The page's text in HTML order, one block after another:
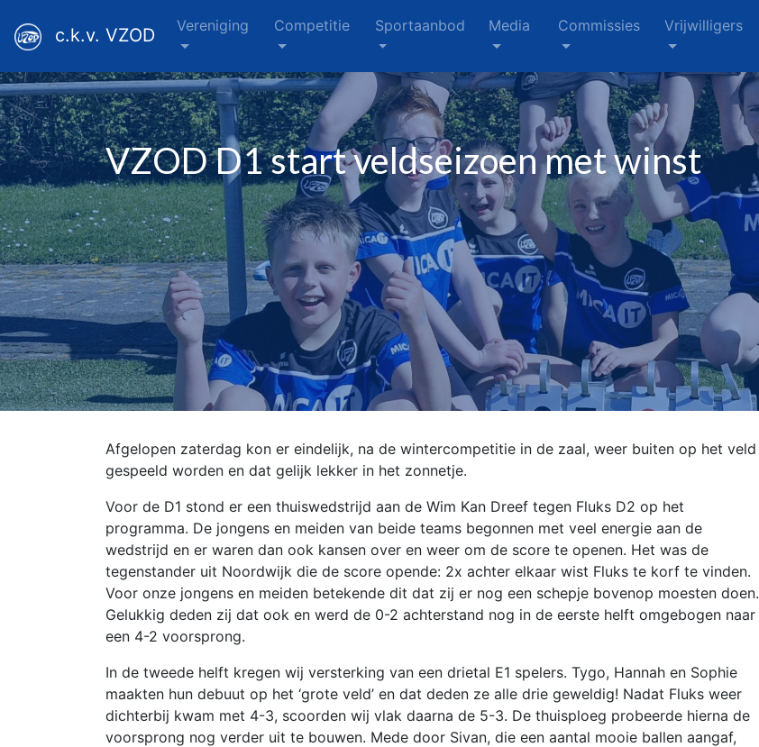
c.k.v. VZOD Vereniging Competitie Sportaanbod Media Commissies Vrijwilligers
VZOD D1 start veldseizoen met winst
Afgelopen zaterdag kon er eindelijk, na de wintercompetitie in de zaal, weer buiten op het veld
gespeeld worden en dat gelijk lekker in het zonnetje.
Voor de D1 stond er een thuiswedstrijd aan de Wim Kan Dreef tegen Fluks D2 op het
programma. De jongens en meiden van beide teams begonnen met veel energie aan de
wedstrijd en er waren dan ook kansen over en weer om de score te openen. Het was de
tegenstander uit Noordwijk die de score opende: 2x achter elkaar wist Fluks te korf te vinden.
Voor onze jongens en meiden betekende dit dat zij er nog een schepje bovenop moesten doen.
Gelukkig deden zij dat ook en werd de 0-2 achterstand nog in de eerste helft omgebogen naar
een 4-2 voorsprong.
In de tweede helft kregen wij versterking van een drietal E1 spelers. Tygo, Hannah en Sophie
maakten hun debuut op het ‘grote veld’ en dat deden ze alle drie geweldig! Nadat Fluks weer
dichterbij kwam met 4-3, scoorden wij vlak daarna de 5-3. De thuisploeg probeerde hierna de
voorsprong nog verder uit te bouwen. Mede door Sivan, die een aantal mooie ballen aangaf,